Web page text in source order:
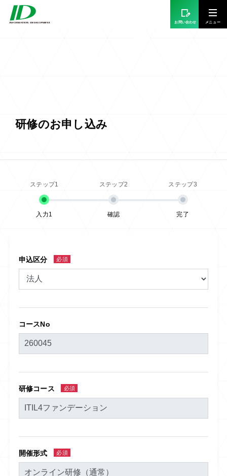
お問い合わせ
研修のお申し込み
入力1 確認 完了
申込区分 必須
コースNo
研修コース 必須
開催形式 必須